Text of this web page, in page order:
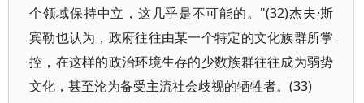
个领域保持中立，这几乎是不可能的。"(32)杰夫·斯
宾勒也认为，政府往往由某一个特定的文化族群所掌
控，在这样的政治环境生存的少数族群往往成为弱势
文化，甚至沦为备受主流社会歧视的牺牲者。(33)